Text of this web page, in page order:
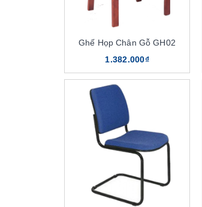
Ghế Họp Chân Gỗ GH02
1.382.000₫